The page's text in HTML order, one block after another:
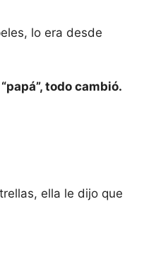
lo era desde
todo cambió.
ella le dijo que